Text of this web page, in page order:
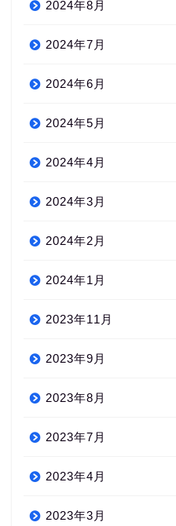
2024年8月
2024年7月
2024年6月
2024年5月
2024年4月
2024年3月
2024年2月
2024年1月
2023年11月
2023年9月
2023年8月
2023年7月
2023年4月
2023年3月